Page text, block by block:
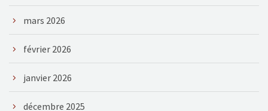
mars 2026
février 2026
janvier 2026
décembre 2025